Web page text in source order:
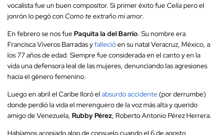
vocalista fue un buen compositor. Si primer éxito fue Celiapero el
jonrón lo pegó con Como te extraño mi amor.
En febrero se nos fue Paquita la del Barrio. Su nombre era
Francisca Viveros Barradas yfallecióen su natal Veracruz, México, a
los 77 años de edad. Siempre fue considerada en el canto y en la
vida una defensora leal de las mujeres, denunciando las agresiones
hacia el género femenino.
Luego en abril el Caribe lloró el absurdo accidente (por derrumbe)
donde perdió la vida el merenguero de la voz más alta y querido
amigo de Venezuela, Rubby Pérez, Roberto Antonio Pérez Herrera.
Habíamos acopiado algo de consuelo cuando el 6 de agosto